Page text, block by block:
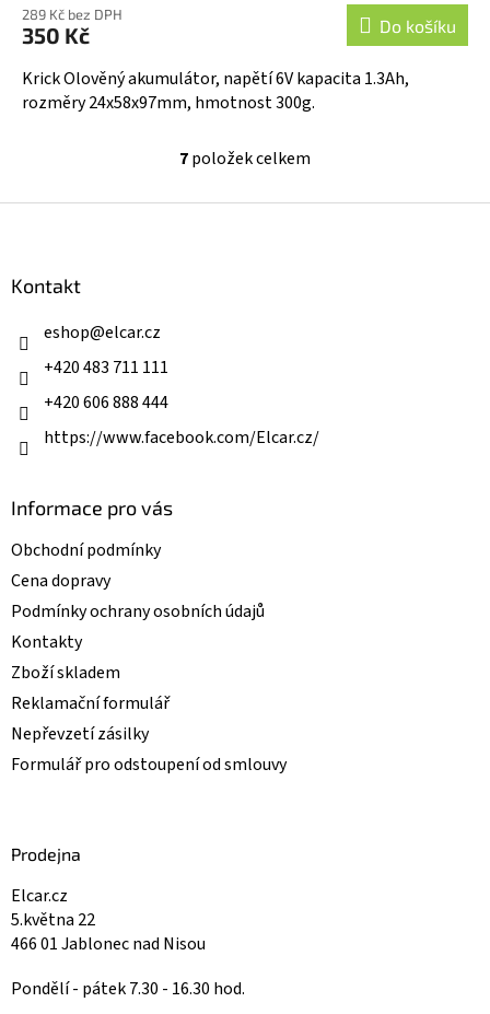
289 Kč bez DPH
350 Kč Do košíku
Krick Olověný akumulátor, napětí 6V kapacita 1.3Ah,
rozměry 24x58x97mm, hmotnost 300g.
O
l
v
7položek celkem
Kontakt
eshop@elcar.cz
+420 483 711 111
+420 606 888 444
https://www.facebook.com/Elcar.cz/
Informace pro vás
Obchodní podmínky
Cena dopravy
Podmínky ochrany osobních údajů
Kontakty
Zboží skladem
Reklamační formulář
Nepřevzetí zásilky
Formulář pro odstoupení od smlouvy
Prodejna
Elcar.cz
5.května 22
466 01 Jablonec nad Nisou
Pondělí - pátek 7.30 - 16.30 hod.